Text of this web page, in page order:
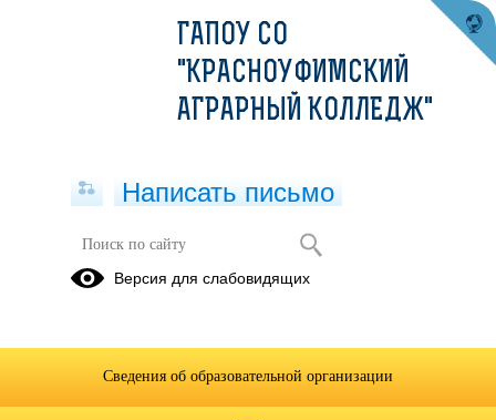
Митинг 1 мая
ГАПОУ СО
"КРАСНОУФИМСКИЙ
АГРАРНЫЙ КОЛЛЕДЖ"
Написать письмо
Версия для слабовидящих
Сведения об образовательной организации